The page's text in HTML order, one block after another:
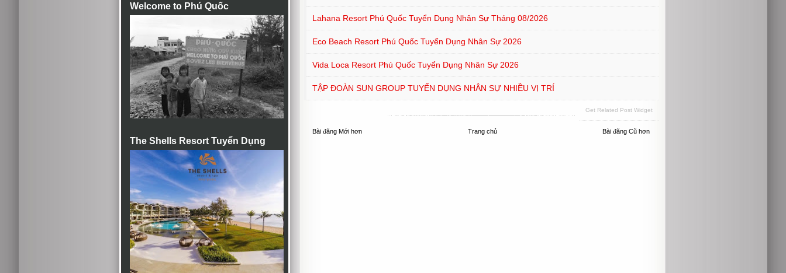
Welcome to Phú Quốc
The Shells Resort Tuyển Dụng
Lahana Resort Phú Quốc Tuyển Dụng Nhân Sự Tháng 08/2026
Eco Beach Resort Phú Quốc Tuyển Dụng Nhân Sự 2026
Vida Loca Resort Phú Quốc Tuyển Dụng Nhân Sự 2026
TẬP ĐOÀN SUN GROUP TUYỂN DỤNG NHÂN SỰ NHIỀU VỊ TRÍ
Get Related Post Widget
Bài đăng Mới hơn Bài đăng Cũ hơn
Trang chủ